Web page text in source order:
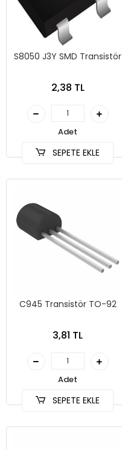
S8050 J3Y SMD Transistör
2,38 TL
Adet
SEPETE EKLE
C945 Transistör TO-92
3,81 TL
Adet
SEPETE EKLE